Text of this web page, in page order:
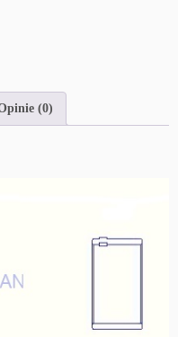
(0)